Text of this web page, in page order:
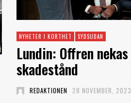
NYHETER I KORTHET SYDSUDAN
Lundin: Offren nekas
skadestånd
REDAKTIONEN 28 NOVEMBER, 2023